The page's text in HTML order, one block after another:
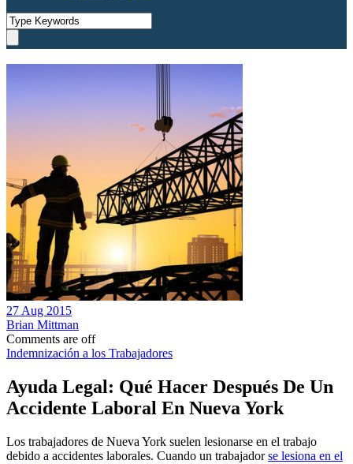
27 Aug 2015
Brian Mittman
Comments are off
Indemnización a los Trabajadores
Ayuda Legal: Qué Hacer Después De Un
Accidente Laboral En Nueva York
Los trabajadores de Nueva York suelen lesionarse en el trabajo
debido a accidentes laborales. Cuando un trabajadorse lesiona en el